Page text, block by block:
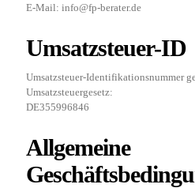
E-Mail: info@fp-berater.de
Umsatzsteuer-ID
Umsatzsteuer-Identifikationsnummer
Umsatzsteuergesetz:
DE355996846
Allgemeine